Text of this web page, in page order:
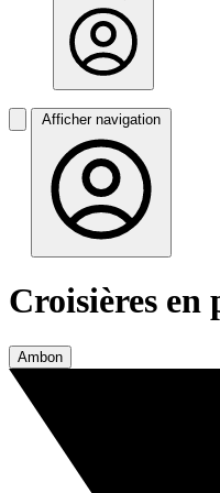
Afficher navigation
Croisières en
Ambon